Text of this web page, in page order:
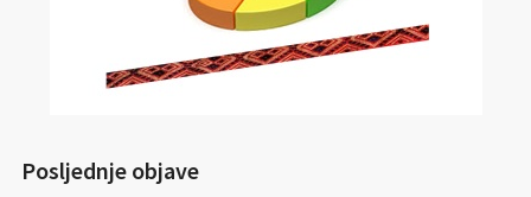
Posljednje objave